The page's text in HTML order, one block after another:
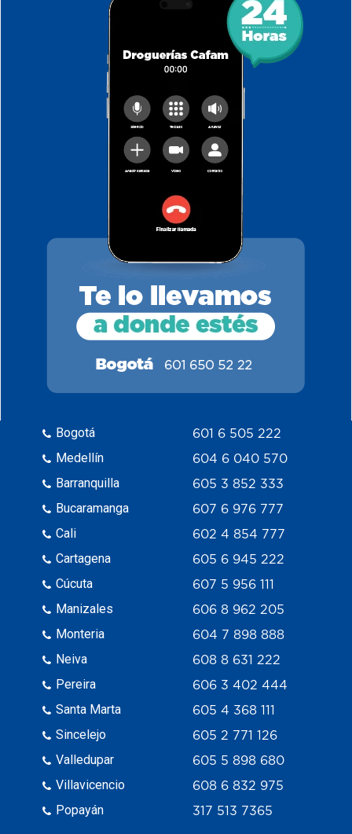
Bogotá
Medellín
Barranquilla
Bucaramanga
Cali
Cartagena
Cúcuta
Manizales
Monteria
Neiva
Pereira
Santa Marta
Sincelejo
Valledupar
Villavicencio
Popayán
601 6 505 222
604 6 040 570
605 3 852 333
607 6 976 777
602 4 854 777
605 6 945 222
607 5 956 111
606 8 962 205
604 7 898 888
608 8 631 222
606 3 402 444
605 4 368 111
605 2 771 126
605 5 898 680
608 6 832 975
317 513 7365